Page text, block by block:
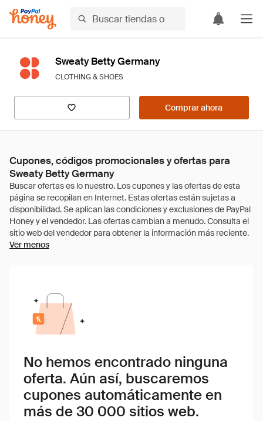
Sweaty Betty Germany
CLOTHING & SHOES
Comprar ahora
Cupones, códigos promocionales y ofertas para
Sweaty Betty Germany
Ver menos
No hemos encontrado ninguna
oferta. Aún así, buscaremos
cupones automáticamente en
más de 30 000 sitios web.